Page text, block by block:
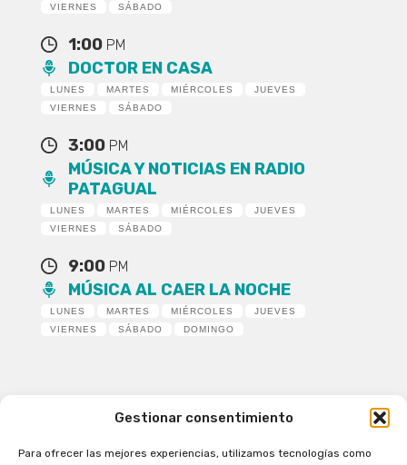
Gestionar consentimiento
Para ofrecer las mejores experiencias, utilizamos tecnologías como
VIERNES
SÁBADO
1:00 PM
DOCTOR EN CASA
LUNES MARTES MIÉRCOLES
JUEVES
VIERNES
SÁBADO
3:00 PM
MÚSICA Y NOTICIAS EN RADIO
PATAGUAL
LUNES MARTES MIÉRCOLES
JUEVES
VIERNES
SÁBADO
9:00 PM
MÚSICA AL CAER LA NOCHE
LUNES MARTES MIÉRCOLES
JUEVES
VIERNES
SÁBADO DOMINGO
Patagual Radio Digital 2026 - Todos los derechos